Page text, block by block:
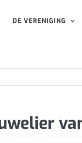
DE VERENIGING